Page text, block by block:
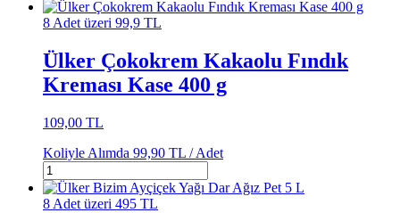
8 Adet üzeri 99,9 TL
Ülker Çokokrem Kakaolu Fındık
Kreması Kase 400 g
109,00 TL
Koliyle Alımda 99,90 TL /Adet
8 Adet üzeri 495 TL